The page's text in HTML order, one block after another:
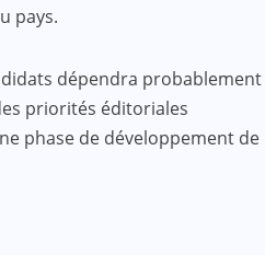
pays.
dépendra probablement
priorités éditoriales
phase de développement de